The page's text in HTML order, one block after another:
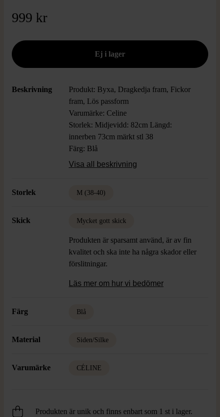
999 kr
Beskrivning
Produkt: Byxa, Dragkedja fram, Fickor
fram, Lös passform
Varumärke: Celine
Storlek: Midjevidd: 82cm Längd:
innerben 73cm märkt stl 38
Färg: Blå
Material: 100% Siden
på benparti jämfört med övre fickparti och
ej i verkligheten. Det har uppstått i
Visa all beskrivning
Storlek M (38-40)
Skick Mycket gott skick
Produkten är sparsamt använd, är av fin
kvalitet och ska inte ha några skador eller
förslitningar.
Läs mer om hur vi bedömer
Färg Blå
Material Siden/Silke
Varumärke CÉLINE
Produkten är unik och finns enbart som 1 st i lager.